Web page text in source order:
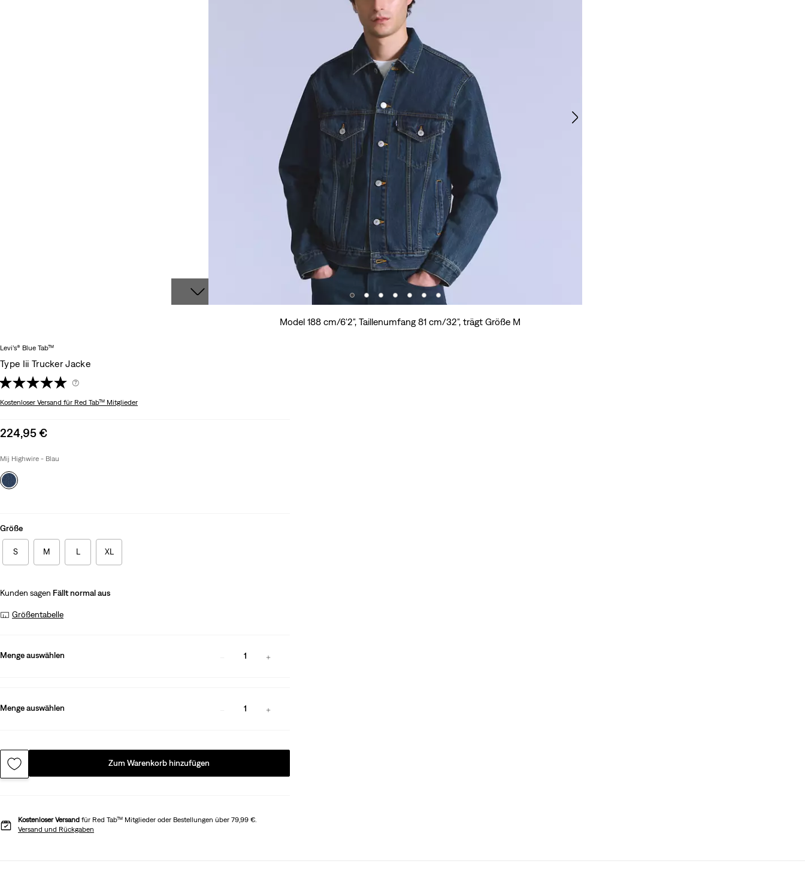
Model 188 cm/6'2", Taillenumfang 81 cm/32", trägt Größe M
Levi’s® Blue Tab™
Type Iii Trucker Jacke
(7)
Kostenloser Versand für Red Tab™ Mitglieder
Sale
is
224,95 €
Mij Highwire - Blau
Größe
S M L XL
Kunden sagen Fällt normal aus
Größentabelle
Menge auswählen 1
Menge auswählen 1
Zum Warenkorb hinzufügen
Kostenloser Versand für Red Tab™ Mitglieder oder Bestellungen über 79,99 €.
Versand und Rückgaben